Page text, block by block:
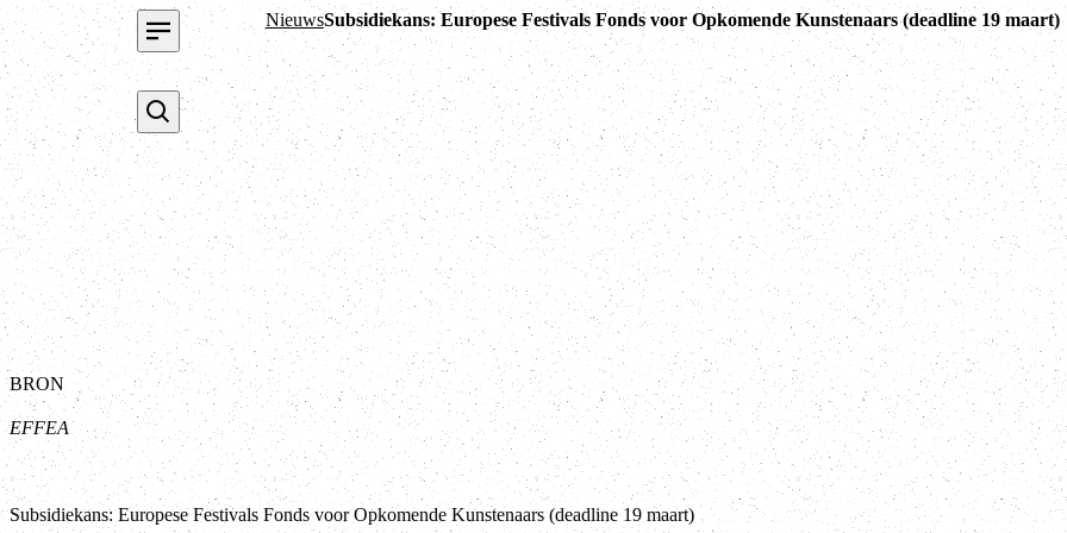
NieuwsSubsidiekans: Europese Festivals Fonds voor Opkomende Kunstenaars (deadline 19 maart)
BRON
EFFEA
Subsidiekans: Europese Festivals Fonds voor Opkomende Kunstenaars (deadline 19 maart)